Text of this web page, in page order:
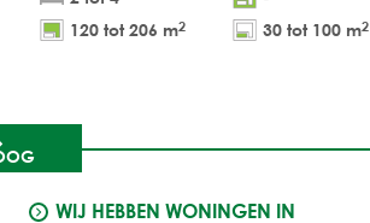
120 tot 206 m2 30 tot 100 m2
WIJ HEBBEN WONINGEN IN